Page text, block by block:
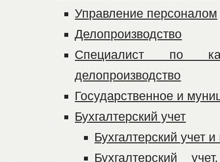
Управление персоналом
Делопроизводство
Специалист по
делопроизводство
Государственное и
Бухгалтерский учет
Бухгалтерский учет
Бухгалтерский